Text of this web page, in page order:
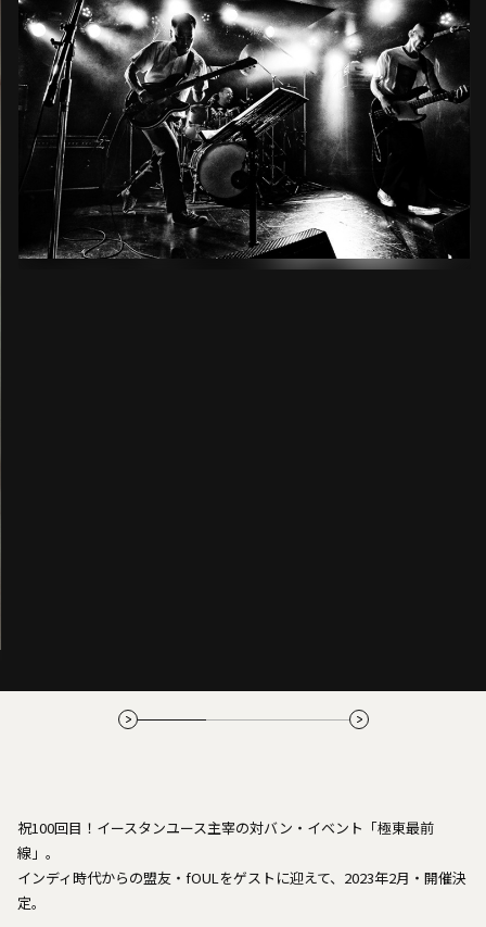
祝100回目！イースタンユース主宰の対バン・イベント「極東最前
線」。
インディ時代からの盟友・fOULをゲストに迎えて、2023年2月・開催決
定。